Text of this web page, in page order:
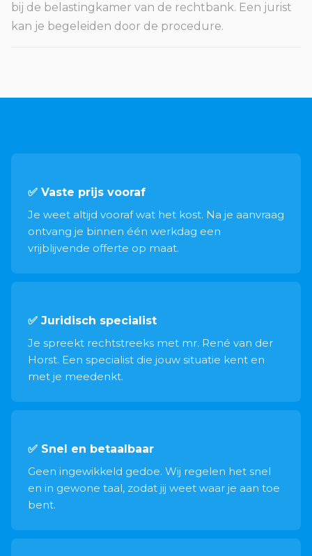
bij de belastingkamer van de rechtbank. Een jurist
kan je begeleiden door de procedure.
✅ Vaste prijs vooraf
Je weet altijd vooraf wat het kost. Na je aanvraag
ontvang je binnen één werkdag een
vrijblijvende offerte op maat.
✅ Juridisch specialist
Je spreekt rechtstreeks met mr. René van der
Horst. Een specialist die jouw situatie kent en
met je meedenkt.
✅ Snel en betaalbaar
Geen ingewikkeld gedoe. Wij regelen het snel
en in gewone taal, zodat jij weet waar je aan toe
bent.